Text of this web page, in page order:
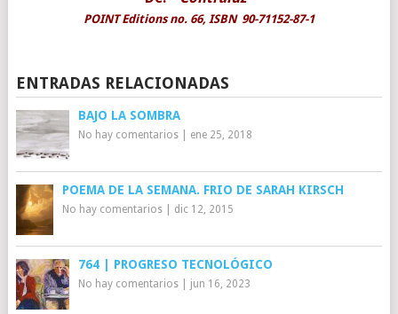
POINT Editions no. 66, ISBN 90-71152-87-1
ENTRADAS RELACIONADAS
BAJO LA SOMBRA
No hay comentarios| ene 25, 2018
POEMA DE LA SEMANA. FRIO DE SARAH KIRSCH
No hay comentarios| dic 12, 2015
764 | PROGRESO TECNOLÓGICO
No hay comentarios| jun 16, 2023